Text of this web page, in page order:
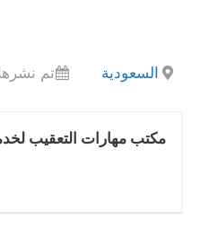
السعودية تم نشرها منذ 3
مكتب مهارات التعقيب